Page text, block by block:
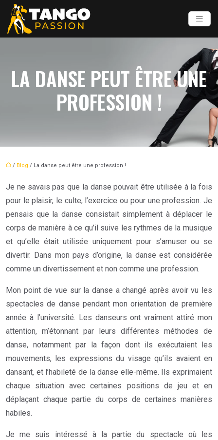
LA DANSE PEUT ÊTRE UNE
PROFESSION !
/ Blog / La danse peut être une profession !
Je ne savais pas que la danse pouvait être utilisée à la fois
pour le plaisir, le culte, l’exercice ou pour une profession. Je
pensais que la danse consistait simplement à déplacer le
corps de manière à ce qu’il suive les rythmes de la musique
et qu’elle était utilisée uniquement pour s’amuser ou se
divertir. Dans mon pays d’origine, la danse est considérée
comme un divertissement et non comme une profession.
Mon point de vue sur la danse a changé après avoir vu les
spectacles de danse pendant mon orientation de première
année à l’université. Les danseurs ont vraiment attiré mon
attention, m’étonnant par leurs différentes méthodes de
danse, notamment par la façon dont ils exécutaient les
mouvements, les expressions du visage qu’ils avaient en
dansant, et l’habileté de la danse elle-même. Ils exprimaient
chaque situation avec certaines positions de jeu et en
déplaçant chaque partie du corps de certaines manières
habiles.
Je me suis intéressé à la partie du spectacle où les